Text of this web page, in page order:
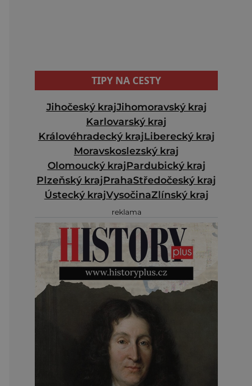
TIPY NA CESTY
Jihočeský krajJihomoravský kraj
Karlovarský kraj
Královéhradecký krajLiberecký kraj
Moravskoslezský kraj
Olomoucký krajPardubický kraj
Plzeňský krajPrahaStředočeský kraj
Ústecký krajVysočinaZlínský kraj
reklama